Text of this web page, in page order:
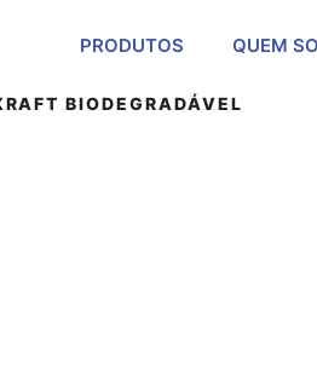
PRODUTOS QUEM
BIODEGRADÁVEL